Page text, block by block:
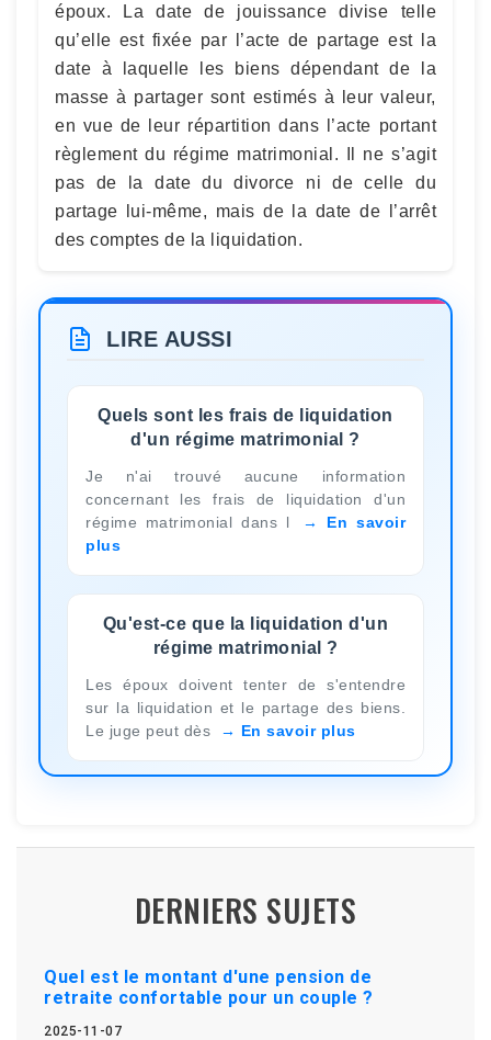
époux. La date de jouissance divise telle
qu’elle est fixée par l’acte de partage est la
date à laquelle les biens dépendant de la
masse à partager sont estimés à leur valeur,
en vue de leur répartition dans l’acte portant
règlement du régime matrimonial. Il ne s’agit
pas de la date du divorce ni de celle du
partage lui-même, mais de la date de l’arrêt
des comptes de la liquidation.
LIRE AUSSI
Quels sont les frais de liquidation
d'un régime matrimonial ?
Je n'ai trouvé aucune information
concernant les frais de liquidation d'un
régime matrimonial dans l
En savoir
plus
Qu'est-ce que la liquidation d'un
régime matrimonial ?
Les époux doivent tenter de s'entendre
sur la liquidation et le partage des biens.
Le juge peut dès
En savoir plus
DERNIERS SUJETS
Quel est le montant d'une pension de
retraite confortable pour un couple ?
2025-11-07